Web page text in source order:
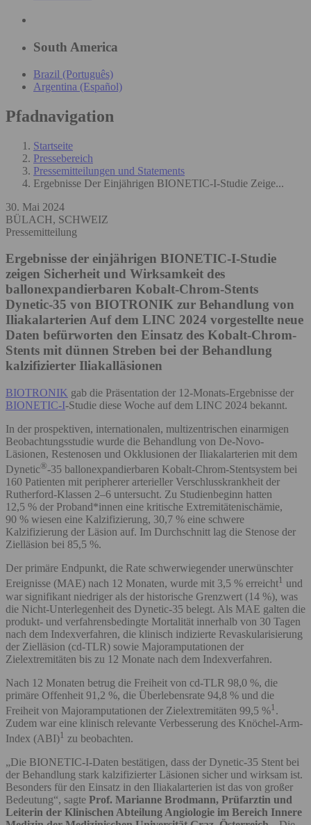
South America
Brazil (Português)
Argentina (Español)
Pfadnavigation
Startseite
Pressebereich
Pressemitteilungen und Statements
Ergebnisse Der Einjährigen BIONETIC-I-Studie Zeige...
30. Mai 2024
BÜLACH, SCHWEIZ
Pressemitteilung
Ergebnisse der einjährigen BIONETIC-I-Studie
zeigen Sicherheit und Wirksamkeit des
ballonexpandierbaren Kobalt-Chrom-Stents
Dynetic-35 von BIOTRONIK zur Behandlung von
Iliakalarterien Auf dem LINC 2024 vorgestellte neue
Daten befürworten den Einsatz des Kobalt-Chrom-
Stents mit dünnen Streben bei der Behandlung
kalzifizierter Iliakalläsionen
BIOTRONIK gab die Präsentation der 12-Monats-Ergebnisse der
BIONETIC-I-Studie diese Woche auf dem LINC 2024 bekannt.
In der prospektiven, internationalen, multizentrischen einarmigen
Beobachtungsstudie wurde die Behandlung von De-Novo-
Läsionen, Restenosen und Okklusionen der Iliakalarterien mit dem
Dynetic®-35 ballonexpandierbaren Kobalt-Chrom-Stentsystem bei
160 Patienten mit peripherer arterieller Verschlusskrankheit der
Rutherford-Klassen 2–6 untersucht. Zu Studienbeginn hatten
12,5 % der Proband*innen eine kritische Extremitätenischämie,
90 % wiesen eine Kalzifizierung, 30,7 % eine schwere
Kalzifizierung der Läsion auf. Im Durchschnitt lag die Stenose der
Zielläsion bei 85,5 %.
Der primäre Endpunkt, die Rate schwerwiegender unerwünschter
Ereignisse (MAE) nach 12 Monaten, wurde mit 3,5 % erreicht1 und
war signifikant niedriger als der historische Grenzwert (14 %), was
die Nicht-Unterlegenheit des Dynetic-35 belegt. Als MAE galten die
produkt- und verfahrensbedingte Mortalität innerhalb von 30 Tagen
nach dem Indexverfahren, die klinisch indizierte Revaskularisierung
der Zielläsion (cd-TLR) sowie Majoramputationen der
Zielextremitäten bis zu 12 Monate nach dem Indexverfahren.
Nach 12 Monaten betrug die Freiheit von cd-TLR 98,0 %, die
primäre Offenheit 91,2 %, die Überlebensrate 94,8 % und die
Freiheit von Majoramputationen der Zielextremitäten 99,5 %1 .
Zudem war eine klinisch relevante Verbesserung des Knöchel-Arm-
Index (ABI)1 zu beobachten.
„Die BIONETIC-I-Daten bestätigen, dass der Dynetic-35 Stent bei
der Behandlung stark kalzifizierter Läsionen sicher und wirksam ist.
Besonders für den Einsatz in den Iliakalarterien ist das von großer
Bedeutung“, sagte Prof. Marianne Brodmann, Prüfarztin und
Leiterin der Klinischen Abteilung Angiologie im Bereich Innere